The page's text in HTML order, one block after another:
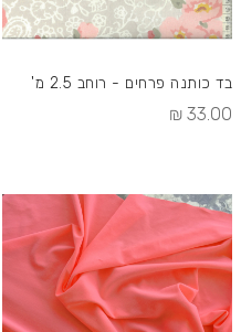
בד כותנה פרחים - רוחב 2.5 מ'
33.00 ₪